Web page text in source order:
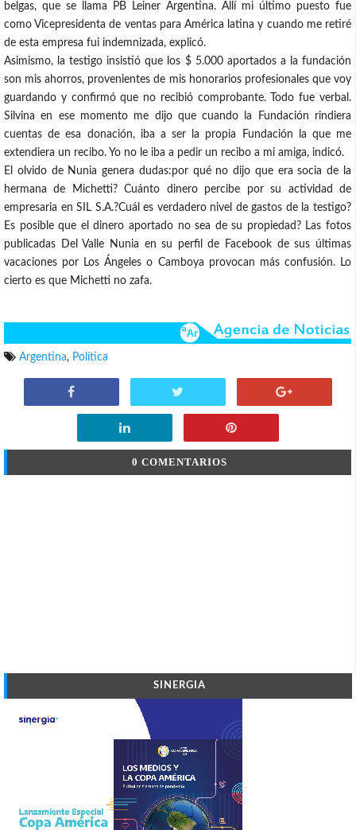
belgas, que se llama PB Leiner Argentina. Allí mi último puesto fue
como Vicepresidenta de ventas para América latina y cuando me retiré
de esta empresa fui indemnizada, explicó.
Asimismo, la testigo insistió que los $ 5.000 aportados a la fundación
son mis ahorros, provenientes de mis honorarios profesionales que voy
guardando y confirmó que no recibió comprobante. Todo fue verbal.
Silvina en ese momento me dijo que cuando la Fundación rindiera
cuentas de esa donación, iba a ser la propia Fundación la que me
extendiera un recibo. Yo no le iba a pedir un recibo a mi amiga, indicó.
El olvido de Nunia genera dudas:por qué no dijo que era socia de la
hermana de Michetti? Cuánto dinero percibe por su actividad de
empresaria en SIL S.A.?Cuál es verdadero nivel de gastos de la testigo?
Es posible que el dinero aportado no sea de su propiedad? Las fotos
publicadas Del Valle Nunia en su perfil de Facebook de sus últimas
vacaciones por Los Ángeles o Camboya provocan más confusión. Lo
cierto es que Michetti no zafa.
Argentina, Política
0 COMENTARIOS
SINERGIA